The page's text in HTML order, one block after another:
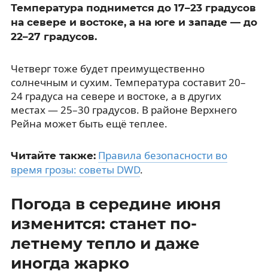
Температура поднимется до 17–23 градусов
на севере и востоке, а на юге и западе — до
22–27 градусов.
Четверг тоже будет преимущественно
солнечным и сухим. Температура составит 20–
24 градуса на севере и востоке, а в других
местах — 25–30 градусов. В районе Верхнего
Рейна может быть ещё теплее.
Читайте также: Правила безопасности во
время грозы: советы DWD.
Погода в середине июня
изменится: станет по-
летнему тепло и даже
иногда жарко